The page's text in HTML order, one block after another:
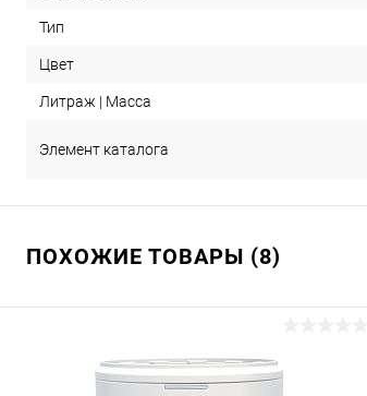
Тип
Цвет
Литраж | Масса
Элемент каталога
ПОХОЖИЕ ТОВАРЫ (8)